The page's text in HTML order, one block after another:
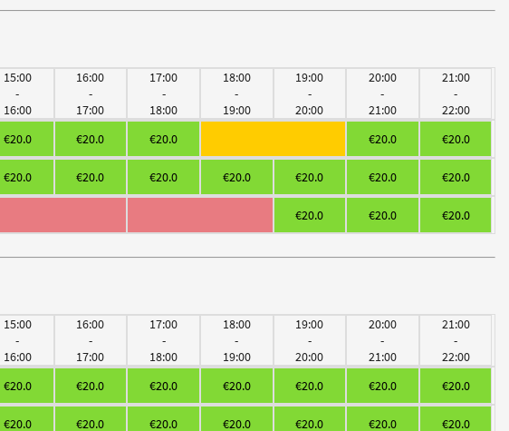
15:00
-
16:00
16:00
-
17:00
17:00
-
18:00
18:00
-
19:00
19:00
-
20:00
20:00
-
21:00
21:00
-
22:00
€20.0 €20.0 €20.0 €20.0 €20.0
€20.0 €20.0 €20.0 €20.0 €20.0 €20.0 €20.0
€20.0 €20.0 €20.0
15:00
-
16:00
16:00
-
17:00
17:00
-
18:00
18:00
-
19:00
19:00
-
20:00
20:00
-
21:00
21:00
-
22:00
€20.0 €20.0 €20.0 €20.0 €20.0 €20.0 €20.0
€20.0 €20.0 €20.0 €20.0 €20.0 €20.0 €20.0